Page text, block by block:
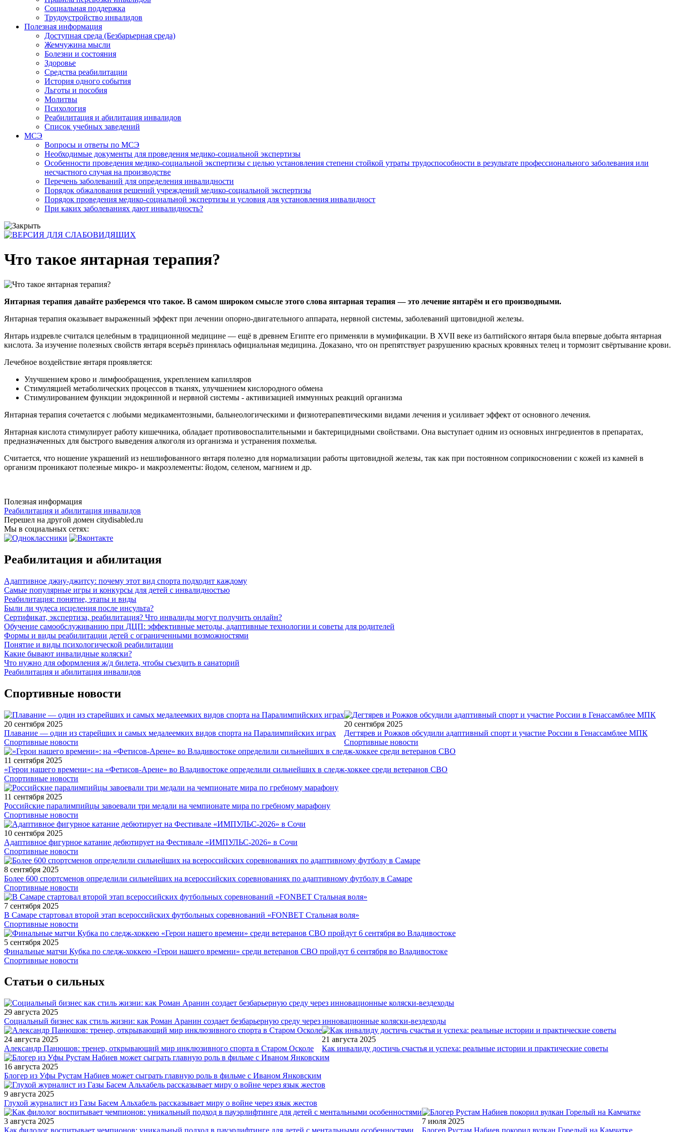
Социальная поддержка
Трудоустройство инвалидов
Полезная информация
Доступная среда (Безбарьерная среда)
Жемчужина мысли
Болезни и состояния
Здоровье
Средства реабилитации
История одного события
Льготы и пособия
Молитвы
Психология
Реабилитация и абилитация инвалидов
Список учебных заведений
МСЭ
Вопросы и ответы по МСЭ
Необходимые документы для проведения медико-социальной экспертизы
Особенности проведения медико-социальной экспертизы с целью установления степени стойкой утраты трудоспособности в результате профессионального заболевания или
несчастного случая на производстве
Перечень заболеваний для определения инвалидности
Порядок обжалования решений учреждений медико-социальной экспертизы
Порядок проведения медико-социальной экспертизы и условия для установления инвалидност
При каких заболеваниях дают инвалидность?
Что такое янтарная терапия?
Янтарная терапия давайте разберемся что такое. В самом широком смысле этого слова янтарная терапия — это лечение янтарём и его производными.
Янтарная терапия оказывает выраженный эффект при лечении опорно-двигательного аппарата, нервной системы, заболеваний щитовидной железы.
Янтарь издревле считался целебным в традиционной медицине — ещё в древнем Египте его применяли в мумификации. В XVII веке из балтийского янтаря была впервые добыта янтарная
кислота. За изучение полезных свойств янтаря всерьёз принялась официальная медицина. Доказано, что он препятствует разрушению красных кровяных телец и тормозит свёртывание крови.
Лечебное воздействие янтаря проявляется:
Улучшением крово и лимфообращения, укреплением капилляров
Стимуляцией метаболических процессов в тканях, улучшением кислородного обмена
Стимулированием функции эндокринной и нервной системы - активизацией иммунных реакций организма
Янтарная терапия сочетается с любыми медикаментозными, бальнеологическими и физиотерапевтическими видами лечения и усиливает эффект от основного лечения.
Янтарная кислота стимулирует работу кишечника, обладает противовоспалительными и бактерицидными свойствами. Она выступает одним из основных ингредиентов в препаратах,
предназначенных для быстрого выведения алкоголя из организма и устранения похмелья.
Считается, что ношение украшений из нешлифованного янтаря полезно для нормализации работы щитовидной железы, так как при постоянном соприкосновении с кожей из камней в
организм проникают полезные микро- и макроэлементы: йодом, селеном, магнием и др.
Полезная информация
Реабилитация и абилитация инвалидов
Перешел на другой домен citydisabled.ru
Мы в социальных сетях:
Реабилитация и абилитация
Адаптивное джиу-джитсу: почему этот вид спорта подходит каждому
Самые популярные игры и конкурсы для детей с инвалидностью
Реабилитация: понятие, этапы и виды
Были ли чудеса исцеления после инсульта?
Сертификат, экспертиза, реабилитация? Что инвалиды могут получить онлайн?
Обучение самообслуживанию при ДЦП: эффективные методы, адаптивные технологии и советы для родителей
Формы и виды реабилитации детей с ограниченными возможностями
Понятие и виды психологической реабилитации
Какие бывают инвалидные коляски?
Что нужно для оформления ж/д билета, чтобы съездить в санаторий
Реабилитация и абилитация инвалидов
Спортивные новости
20 сентября 2025
Плавание — один из старейших и самых медалеемких видов спорта на Паралимпийских играх
Спортивные новости
20 сентября 2025
Дегтярев и Рожков обсудили адаптивный спорт и участие России в Генассамблее МПК
Спортивные новости
11 сентября 2025
«Герои нашего времени»: на «Фетисов-Арене» во Владивостоке определили сильнейших в следж-хоккее среди ветеранов СВО
Спортивные новости
11 сентября 2025
Российские паралимпийцы завоевали три медали на чемпионате мира по гребному марафону
Спортивные новости
10 сентября 2025
Адаптивное фигурное катание дебютирует на Фестивале «ИМПУЛЬС-2026» в Сочи
Спортивные новости
8 сентября 2025
Более 600 спортсменов определили сильнейших на всероссийских соревнованиях по адаптивному футболу в Самаре
Спортивные новости
7 сентября 2025
В Самаре стартовал второй этап всероссийских футбольных соревнований «FONBET Стальная воля»
Спортивные новости
5 сентября 2025
Финальные матчи Кубка по следж-хоккею «Герои нашего времени» среди ветеранов СВО пройдут 6 сентября во Владивостоке
Спортивные новости
Статьи о сильных
29 августа 2025
Социальный бизнес как стиль жизни: как Роман Аранин создает безбарьерную среду через инновационные коляски-вездеходы
24 августа 2025
Александр Панюшов: тренер, открывающий мир инклюзивного спорта в Старом Осколе
21 августа 2025
Как инвалиду достичь счастья и успеха: реальные истории и практические советы
16 августа 2025
Блогер из Уфы Рустам Набиев может сыграть главную роль в фильме с Иваном Янковским
9 августа 2025
Глухой журналист из Газы Басем Альхабель рассказывает миру о войне через язык жестов
3 августа 2025
7 июля 2025